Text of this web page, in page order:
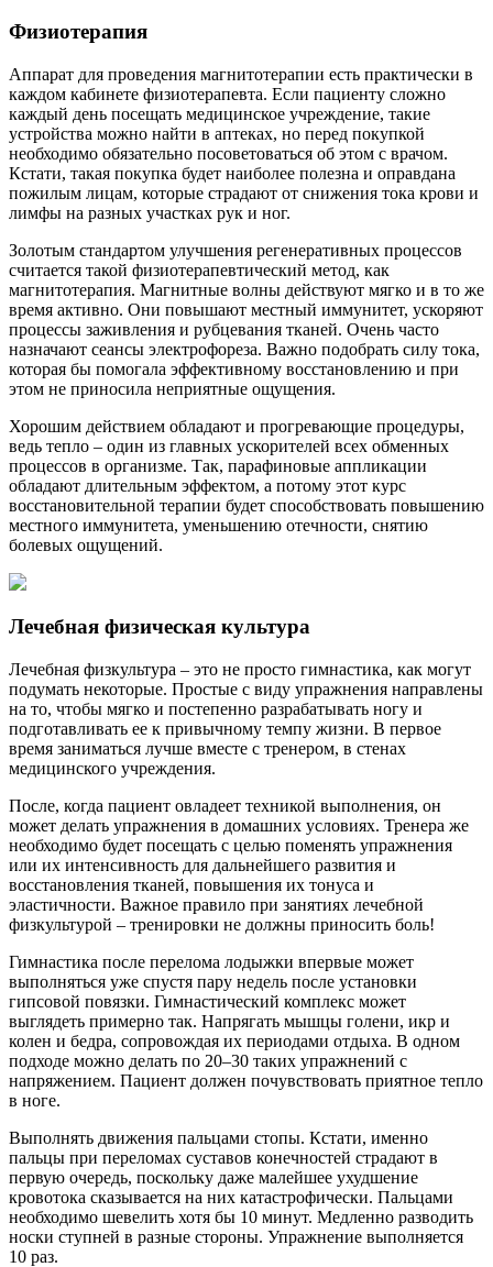
Физиотерапия
Аппарат для проведения магнитотерапии есть практически в
каждом кабинете физиотерапевта. Если пациенту сложно
каждый день посещать медицинское учреждение, такие
устройства можно найти в аптеках, но перед покупкой
необходимо обязательно посоветоваться об этом с врачом.
Кстати, такая покупка будет наиболее полезна и оправдана
пожилым лицам, которые страдают от снижения тока крови и
лимфы на разных участках рук и ног.
Золотым стандартом улучшения регенеративных процессов
считается такой физиотерапевтический метод, как
магнитотерапия. Магнитные волны действуют мягко и в то же
время активно. Они повышают местный иммунитет, ускоряют
процессы заживления и рубцевания тканей. Очень часто
назначают сеансы электрофореза. Важно подобрать силу тока,
которая бы помогала эффективному восстановлению и при
этом не приносила неприятные ощущения.
Хорошим действием обладают и прогревающие процедуры,
ведь тепло – один из главных ускорителей всех обменных
процессов в организме. Так, парафиновые аппликации
обладают длительным эффектом, а потому этот курс
восстановительной терапии будет способствовать повышению
местного иммунитета, уменьшению отечности, снятию
болевых ощущений.
Лечебная физическая культура
Лечебная физкультура – это не просто гимнастика, как могут
подумать некоторые. Простые с виду упражнения направлены
на то, чтобы мягко и постепенно разрабатывать ногу и
подготавливать ее к привычному темпу жизни. В первое
время заниматься лучше вместе с тренером, в стенах
медицинского учреждения.
После, когда пациент овладеет техникой выполнения, он
может делать упражнения в домашних условиях. Тренера же
необходимо будет посещать с целью поменять упражнения
или их интенсивность для дальнейшего развития и
восстановления тканей, повышения их тонуса и
эластичности. Важное правило при занятиях лечебной
физкультурой – тренировки не должны приносить боль!
Гимнастика после перелома лодыжки впервые может
выполняться уже спустя пару недель после установки
гипсовой повязки. Гимнастический комплекс может
выглядеть примерно так. Напрягать мышцы голени, икр и
колен и бедра, сопровождая их периодами отдыха. В одном
подходе можно делать по 20–30 таких упражнений с
напряжением. Пациент должен почувствовать приятное тепло
в ноге.
Выполнять движения пальцами стопы. Кстати, именно
пальцы при переломах суставов конечностей страдают в
первую очередь, поскольку даже малейшее ухудшение
кровотока сказывается на них катастрофически. Пальцами
необходимо шевелить хотя бы 10 минут. Медленно разводить
носки ступней в разные стороны. Упражнение выполняется
10 раз.